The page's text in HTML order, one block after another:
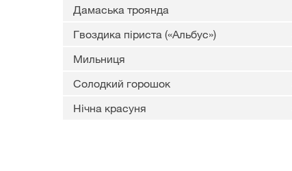
Дамаська троянда
Гвоздика піриста («Альбус»)
Мильниця
Солодкий горошок
Нічна красуня